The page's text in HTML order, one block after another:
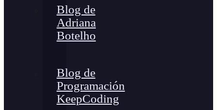
Blog de
Adriana
Botelho
Blog de
Programación
KeepCoding